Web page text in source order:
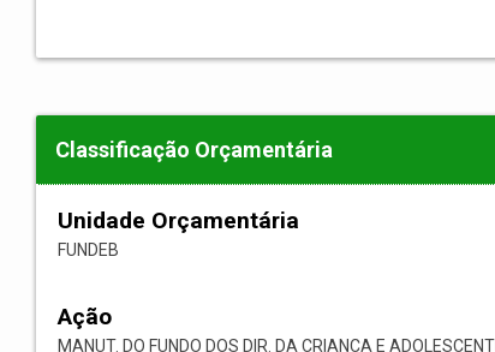
Classificação Orçamentária
Unidade Orçamentária
FUNDEB
Ação
MANUT. DO FUNDO DOS DIR. DA CRIANCA E